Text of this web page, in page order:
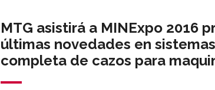
MTG asistirá a MINExpo 2016
últimas novedades en
completa de cazos para